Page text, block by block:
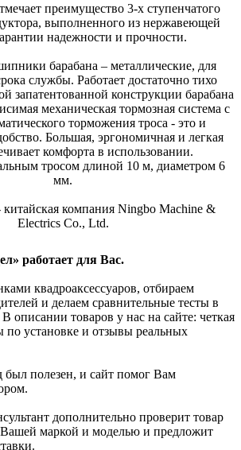
преимущество 3-х ступенчатого
выполненного из нержавеющей
надежности и прочности.
барабана – металлические, для
службы. Работает достаточно тихо
запатентованной конструкции барабана
механическая тормозная система с
торможения троса - это и
Большая, эргономичная и легкая
комфорта в использовании.
тросом длиной 10 м, диаметром 6
мм.
китайская компания Ningbo Machine &
Electrics Co., Ltd.
работает для Вас.
квадроаксессуаров, отбираем
и делаем сравнительные тесты в
описании товаров у нас на сайте: четкая
по установке и отзывы реальных
был полезен, и сайт помог Вам
дополнительно проверит товар
Вашей маркой и моделью и предложит